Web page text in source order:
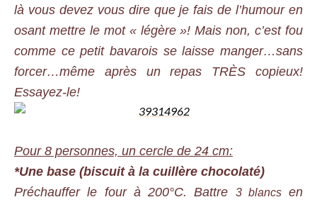
là vous devez vous dire que je fais de l’humour en
osant mettre le mot « légère »! Mais non, c’est fou
comme ce petit bavarois se laisse manger…sans
forcer…même après un repas TRÈS copieux!
Essayez-le!
Pour 8 personnes, un cercle de 24 cm:
*Une base (biscuit à la cuillère chocolaté)
Préchauffer le four à 200°C. Battre
3 blancsen